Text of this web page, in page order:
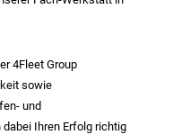
4Fleet Group
sowie
und
Ihren Erfolg richtig